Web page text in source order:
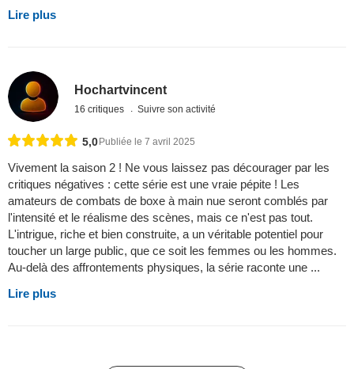
Lire plus
Hochartvincent
16 critiques Suivre son activité
5,0 Publiée le 7 avril 2025
Vivement la saison 2 ! Ne vous laissez pas décourager par les
critiques négatives : cette série est une vraie pépite ! Les
amateurs de combats de boxe à main nue seront comblés par
l'intensité et le réalisme des scènes, mais ce n'est pas tout.
L'intrigue, riche et bien construite, a un véritable potentiel pour
toucher un large public, que ce soit les femmes ou les hommes.
Au-delà des affrontements physiques, la série raconte une ...
Lire plus